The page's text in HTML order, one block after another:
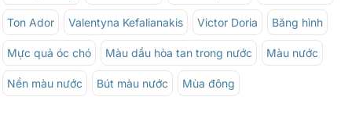
Ton Ador Valentyna Kefalianakis Victor Doria Băng hình
Mực quả óc chó Màu dầu hòa tan trong nước Màu nước
Nền màu nước Bút màu nước Mùa đông